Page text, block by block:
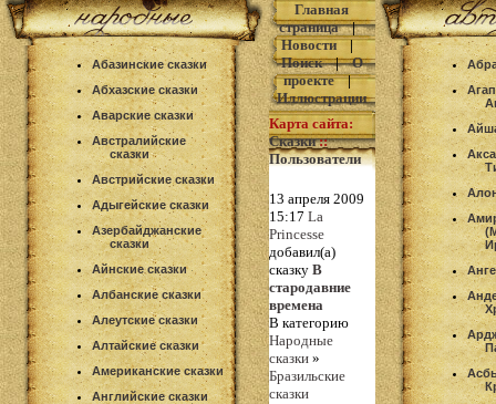
Абазинские сказки
Абхазские сказки
Аварские сказки
Австралийские
сказки
Австрийские сказки
Адыгейские сказки
Азербайджанские
сказки
Айнские сказки
Албанские сказки
Алеутские сказки
Алтайские сказки
Американские сказки
Английские сказки
Главная
страница|
Новости|
Поиск|О
проекте|
Иллюстрации
Карта сайта:
Сказки::
Пользователи
13 апреля 2009
15:17 La
Princesse
добавил(а)
сказку В
стародавние
времена
В категорию
Народные
сказки »
Бразильские
сказки